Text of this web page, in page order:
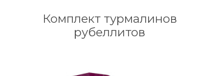
Комплект турмалинов
рубеллитов